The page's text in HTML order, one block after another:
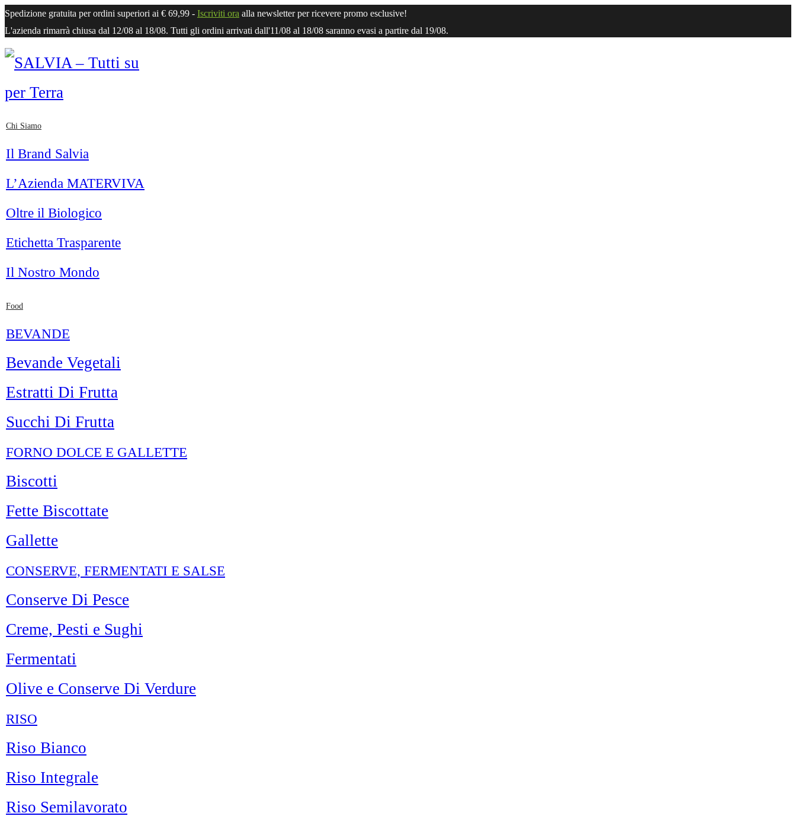
Spedizione gratuita per ordini superiori ai € 69,99 - Iscriviti ora alla newsletter per ricevere promo esclusive!
L'azienda rimarrà chiusa dal 12/08 al 18/08. Tutti gli ordini arrivati dall'11/08 al 18/08 saranno evasi a partire dal 19/08.
Chi Siamo
Il Brand Salvia
L’Azienda MATERVIVA
Oltre il Biologico
Etichetta Trasparente
Il Nostro Mondo
Food
BEVANDE
Bevande Vegetali
Estratti Di Frutta
Succhi Di Frutta
FORNO DOLCE E GALLETTE
Biscotti
Fette Biscottate
Gallette
CONSERVE, FERMENTATI E SALSE
Conserve Di Pesce
Creme, Pesti e Sughi
Fermentati
Olive e Conserve Di Verdure
RISO
Riso Bianco
Riso Integrale
Riso Semilavorato